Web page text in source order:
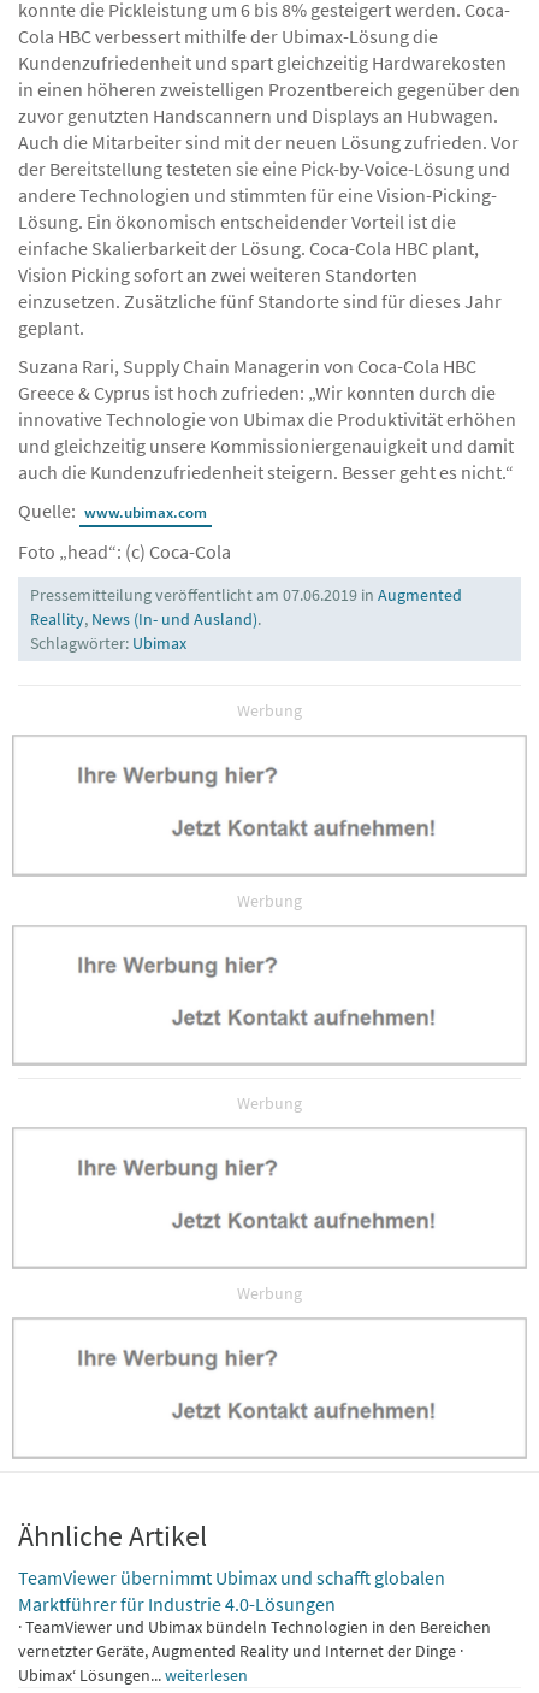
konnte die Pickleistung um 6 bis 8% gesteigert werden. Coca-
Cola HBC verbessert mithilfe der Ubimax-Lösung die
Kundenzufriedenheit und spart gleichzeitig Hardwarekosten
in einen höheren zweistelligen Prozentbereich gegenüber den
zuvor genutzten Handscannern und Displays an Hubwagen.
Auch die Mitarbeiter sind mit der neuen Lösung zufrieden. Vor
der Bereitstellung testeten sie eine Pick-by-Voice-Lösung und
andere Technologien und stimmten für eine Vision-Picking-
Lösung. Ein ökonomisch entscheidender Vorteil ist die
einfache Skalierbarkeit der Lösung. Coca-Cola HBC plant,
Vision Picking sofort an zwei weiteren Standorten
einzusetzen. Zusätzliche fünf Standorte sind für dieses Jahr
geplant.
Suzana Rari, Supply Chain Managerin von Coca-Cola HBC
Greece & Cyprus ist hoch zufrieden: „Wir konnten durch die
innovative Technologie von Ubimax die Produktivität erhöhen
und gleichzeitig unsere Kommissioniergenauigkeit und damit
auch die Kundenzufriedenheit steigern. Besser geht es nicht.“
Quelle: www.ubimax.com
Foto „head“: (c) Coca-Cola
Pressemitteilung veröffentlicht am 07.06.2019 in Augmented
Reallity, News (In- und Ausland).
Schlagwörter: Ubimax
Werbung
Werbung
Werbung
Werbung
Ähnliche Artikel
TeamViewer übernimmt Ubimax und schafft globalen
Marktführer für Industrie 4.0-Lösungen
· TeamViewer und Ubimax bündeln Technologien in den Bereichen
vernetzter Geräte, Augmented Reality und Internet der Dinge ·
Ubimax‘ Lösungen...weiterlesen